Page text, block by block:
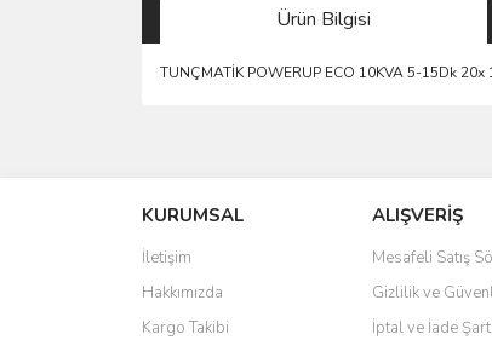
Ürün Bilgisi
TUNÇMATİK POWERUP ECO 10KVA 5-15Dk
kamera ile 24 izlenmektedir diye küçük bir
Barış Başaran | 04/07/2026
KURUMSAL
İletişim
Hakkımızda
Kargo Takibi
ALIŞVERİŞ
Mesafeli Satış
Gizlilik ve
İptal ve İade